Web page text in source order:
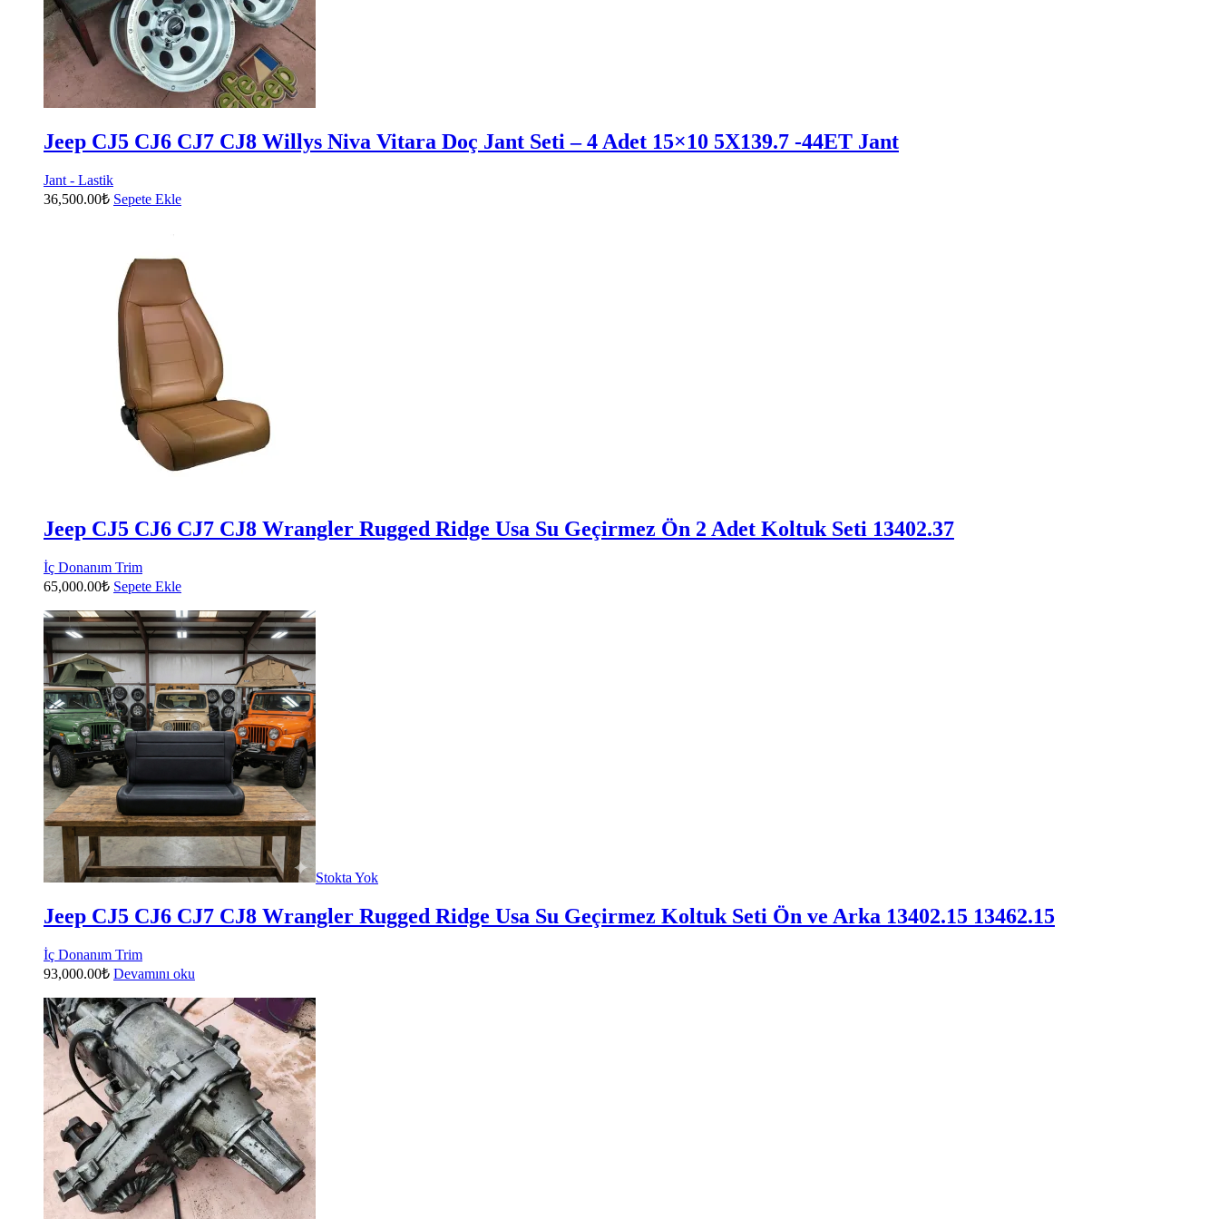
Jeep CJ5 CJ6 CJ7 CJ8 Willys Niva Vitara Doç Jant Seti – 4 Adet 15×10 5X139.7 -44ET Jant
Jant - Lastik
36,500.00₺ Sepete Ekle
Jeep CJ5 CJ6 CJ7 CJ8 Wrangler Rugged Ridge Usa Su Geçirmez Ön 2 Adet Koltuk Seti 13402.37
İç Donanım Trim
65,000.00₺ Sepete Ekle
Stokta Yok
Jeep CJ5 CJ6 CJ7 CJ8 Wrangler Rugged Ridge Usa Su Geçirmez Koltuk Seti Ön ve Arka 13402.15 13462.15
İç Donanım Trim
93,000.00₺ Devamını oku